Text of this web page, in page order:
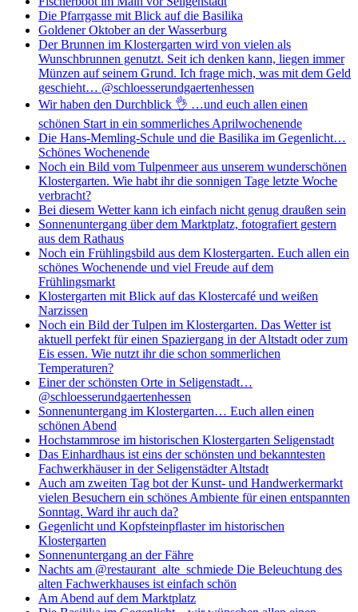
Die Pfarrgasse mit Blick auf die Basilika
Goldener Oktober an der Wasserburg
Der Brunnen im Klostergarten wird von vielen als
Wunschbrunnen genutzt. Seit ich denken kann, liegen immer
Münzen auf seinem Grund. Ich frage mich, was mit dem Geld
geschieht… @schloesserundgaertenhessen
Wir haben den Durchblick 👌 …und euch allen einen
schönen Start in ein sommerliches Aprilwochenende
Die Hans-Memling-Schule und die Basilika im Gegenlicht…
Schönes Wochenende
Noch ein Bild vom Tulpenmeer aus unserem wunderschönen
Klostergarten. Wie habt ihr die sonnigen Tage letzte Woche
verbracht?
Bei diesem Wetter kann ich einfach nicht genug draußen sein
Sonnenuntergang über dem Marktplatz, fotografiert gestern
aus dem Rathaus
Noch ein Frühlingsbild aus dem Klostergarten. Euch allen ein
schönes Wochenende und viel Freude auf dem
Frühlingsmarkt
Klostergarten mit Blick auf das Klostercafé und weißen
Narzissen
Noch ein Bild der Tulpen im Klostergarten. Das Wetter ist
aktuell perfekt für einen Spaziergang in der Altstadt oder zum
Eis essen. Wie nutzt ihr die schon sommerlichen
Temperaturen?
Einer der schönsten Orte in Seligenstadt…
@schloesserundgaertenhessen
Sonnenuntergang im Klostergarten… Euch allen einen
schönen Abend
Hochstammrose im historischen Klostergarten Seligenstadt
Das Einhardhaus ist eins der schönsten und bekanntesten
Fachwerkhäuser in der Seligenstädter Altstadt
Auch am zweiten Tag bot der Kunst- und Handwerkermarkt
vielen Besuchern ein schönes Ambiente für einen entspannten
Sonntag. Ward ihr auch da?
Gegenlicht und Kopfsteinpflaster im historischen
Klostergarten
Sonnenuntergang an der Fähre
Nachts am @restaurant_alte_schmiede Die Beleuchtung des
alten Fachwerkhauses ist einfach schön
Am Abend auf dem Marktplatz